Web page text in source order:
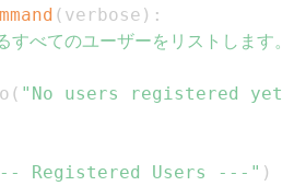
( verbose ) :
すべてのユーザーをリストします
( "No users registered
Registered Users ---" )